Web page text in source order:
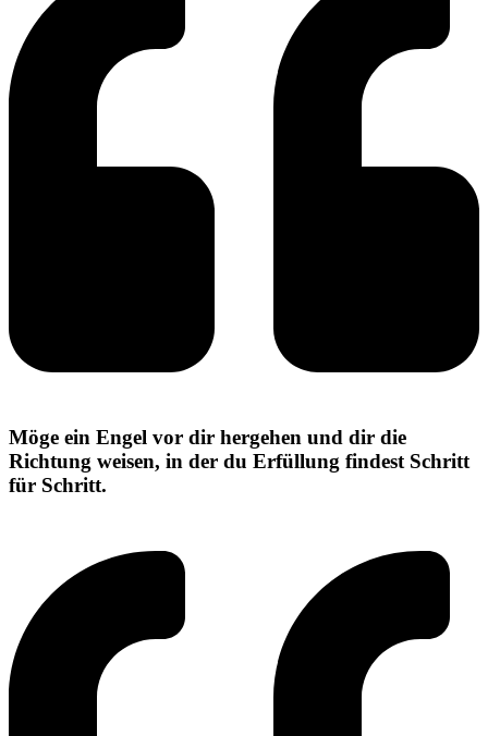
Möge ein Engel vor dir hergehen und dir die
Richtung weisen, in der du Erfüllung findest Schritt
für Schritt.